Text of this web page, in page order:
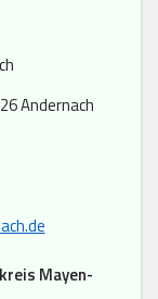
Andernach
Mayen-